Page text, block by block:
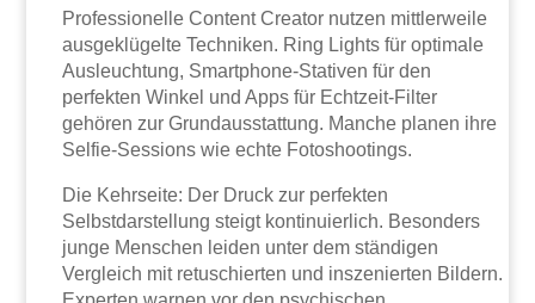
Professionelle Content Creator nutzen mittlerweile
ausgeklügelte Techniken. Ring Lights für optimale
Ausleuchtung, Smartphone-Stativen für den
perfekten Winkel und Apps für Echtzeit-Filter
gehören zur Grundausstattung. Manche planen ihre
Selfie-Sessions wie echte Fotoshootings.
Die Kehrseite: Der Druck zur perfekten
Selbstdarstellung steigt kontinuierlich. Besonders
junge Menschen leiden unter dem ständigen
Vergleich mit retuschierten und inszenierten Bildern.